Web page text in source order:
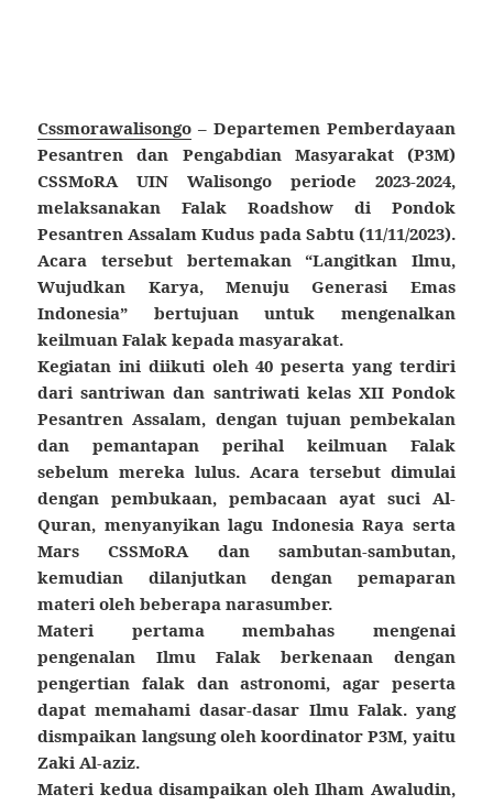
Cssmorawalisongo – Departemen Pemberdayaan
Pesantren dan Pengabdian Masyarakat (P3M)
CSSMoRA UIN Walisongo periode 2023-2024,
melaksanakan Falak Roadshow di Pondok
Pesantren Assalam Kudus pada Sabtu (11/11/2023).
Acara tersebut bertemakan “Langitkan Ilmu,
Wujudkan Karya, Menuju Generasi Emas
Indonesia” bertujuan untuk mengenalkan
keilmuan Falak kepada masyarakat.
Kegiatan ini diikuti oleh 40 peserta yang terdiri
dari santriwan dan santriwati kelas XII Pondok
Pesantren Assalam, dengan tujuan pembekalan
dan pemantapan perihal keilmuan Falak
sebelum mereka lulus. Acara tersebut dimulai
dengan pembukaan, pembacaan ayat suci Al-
Quran, menyanyikan lagu Indonesia Raya serta
Mars CSSMoRA dan sambutan-sambutan,
kemudian dilanjutkan dengan pemaparan
materi oleh beberapa narasumber.
Materi pertama membahas mengenai
pengenalan Ilmu Falak berkenaan dengan
pengertian falak dan astronomi, agar peserta
dapat memahami dasar-dasar Ilmu Falak. yang
dismpaikan langsung oleh koordinator P3M, yaitu
Zaki Al-aziz.
Materi kedua disampaikan oleh Ilham Awaludin,